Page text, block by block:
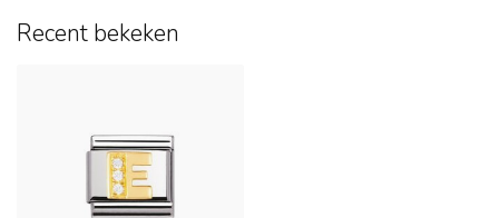
Recent bekeken